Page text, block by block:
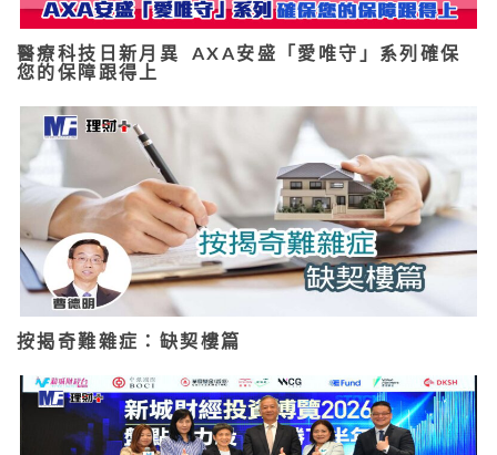
醫療科技日新月異 AXA安盛「愛唯守」系列確保
您的保障跟得上
按揭奇難雜症：缺契樓篇